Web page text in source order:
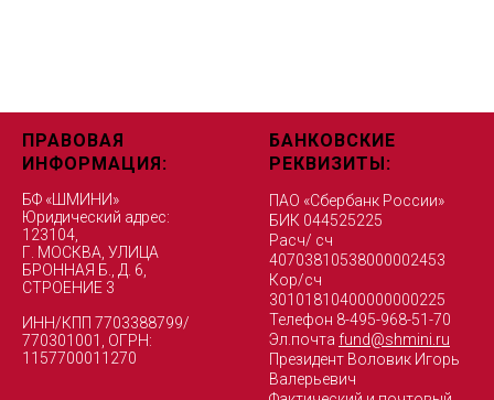
ПРАВОВАЯ
ИНФОРМАЦИЯ:
БФ «ШМИНИ»
Юридический адрес:
123104,
Г. МОСКВА, УЛИЦА
БРОННАЯ Б., Д. 6,
СТРОЕНИЕ 3
ИНН/КПП 7703388799/
770301001, ОГРН:
1157700011270
БАНКОВСКИЕ
РЕКВИЗИТЫ:
ПАО «Сбербанк России»
БИК 044525225
Расч/ сч
40703810538000002453
Кор/сч
30101810400000000225
Телефон 8-495-968-51-70
Эл.почта fund@shmini.ru
Президент Воловик Игорь
Валерьевич